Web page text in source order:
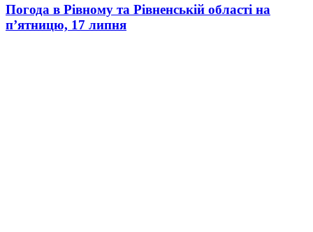
Погода в Рівному та Рівненській області на
п’ятницю, 17 липня